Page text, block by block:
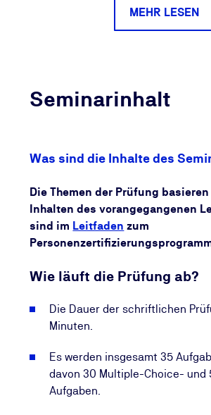
ist deutlich aussagekräftiger als
Auch langfristig profitieren Sie: Die
Ihre Kompetenzen aktuell zu
Sie Ihre beruflichen Chancen
ausbauen.
MEHR LESEN
Seminarinhalt
Was sind die Inhalte des
Die Themen der Prüfung
Inhalten des vorangegangenen
sind im Leitfaden zum
Wie läuft die Prüfung ab?
Die Dauer der schriftlichen
Minuten.
Es werden insgesamt 35
davon 30 Multiple-Choice- und
Aufgaben.